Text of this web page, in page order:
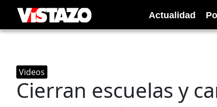
Actualidad
Videos
Cierran escuelas y